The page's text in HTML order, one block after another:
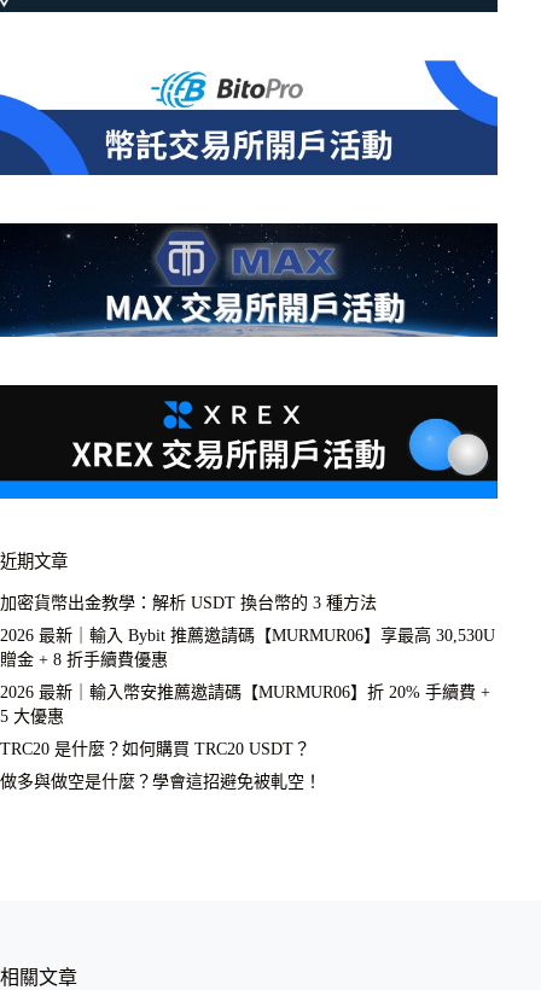
近期文章
加密貨幣出金教學：解析 USDT 換台幣的 3 種方法
2026 最新｜輸入 Bybit 推薦邀請碼【MURMUR06】享最高 30,530U
贈金 + 8 折手續費優惠
2026 最新｜輸入幣安推薦邀請碼【MURMUR06】折 20% 手續費 +
5 大優惠
TRC20 是什麼？如何購買 TRC20 USDT？
做多與做空是什麼？學會這招避免被軋空！
相關文章